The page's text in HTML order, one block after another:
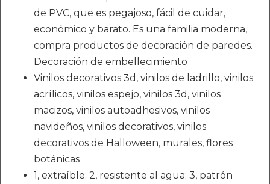
de PVC, que es pegajoso, fácil de cuidar,
económico y barato. Es una familia moderna,
compra productos de decoración de paredes.
Decoración de embellecimiento
Vinilos decorativos 3d, vinilos de ladrillo, vinilos
acrílicos, vinilos espejo, vinilos 3d, vinilos
macizos, vinilos autoadhesivos, vinilos
navideños, vinilos decorativos, vinilos
decorativos de Halloween, murales, flores
botánicas
1, extraíble; 2, resistente al agua; 3, patrón